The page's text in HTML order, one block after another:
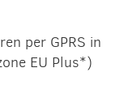
per GPRS in
EU Plus*)